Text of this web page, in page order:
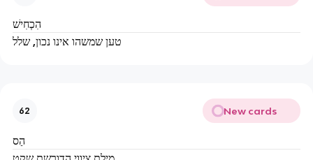
הִכְחִישׁ
טען שמשהו אינו נכון, שלל
62 New cards
הַס